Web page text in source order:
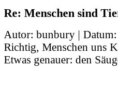
Re: Menschen sind
Autor: bunbury | Datum:
Richtig, Menschen uns
Etwas genauer: den